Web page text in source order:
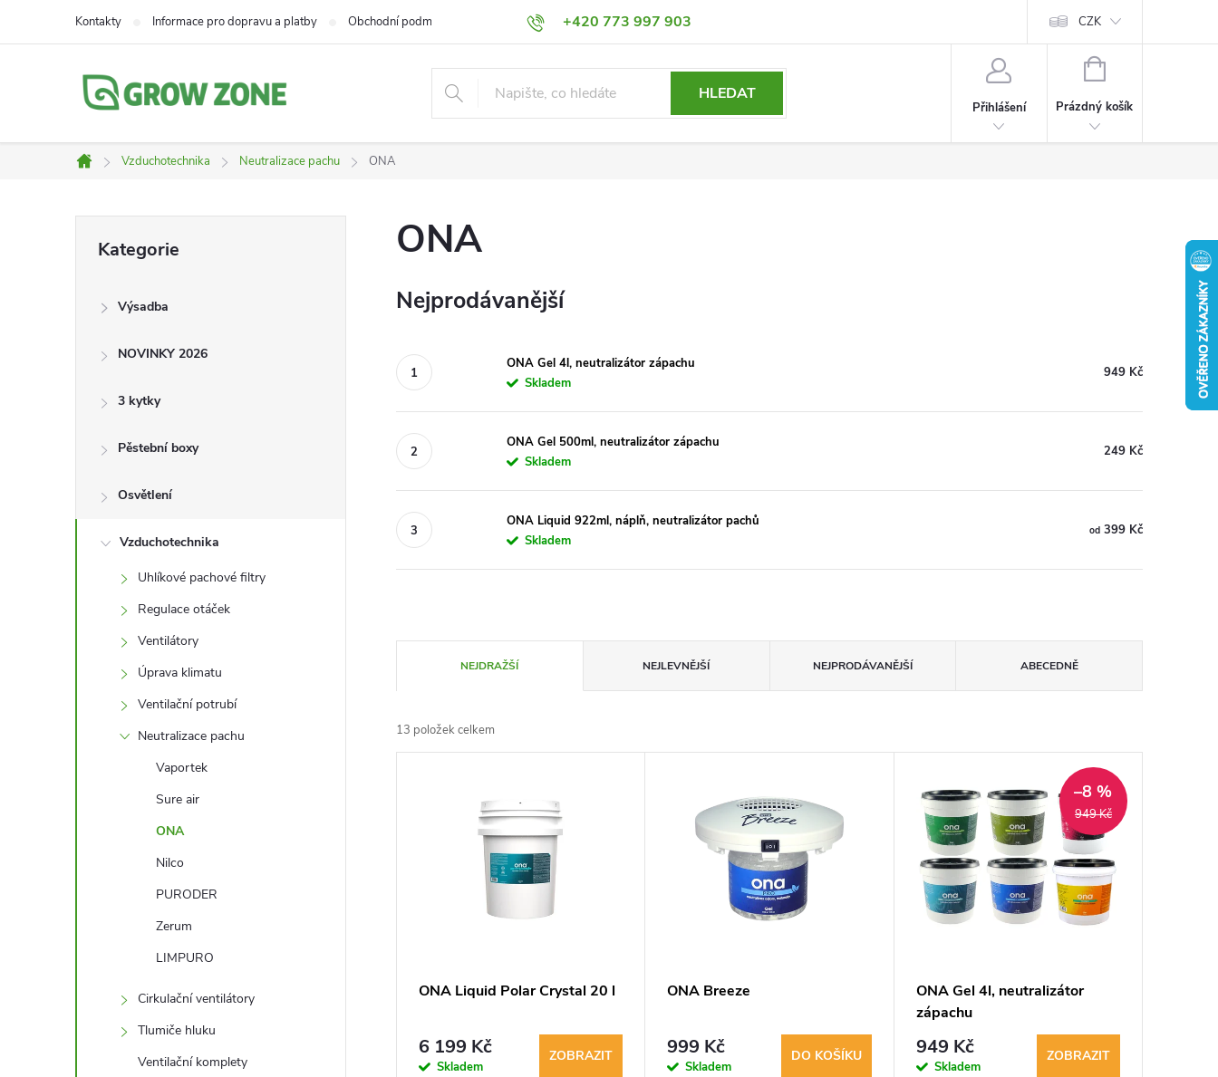
+420 773 997 903
Kontakty Informace pro dopravu a platby Obchodní podmínky Výměna a Vrácení Podmínky ochrany osobních údajů CZK
HLEDAT
Přihlášení
NÁKUPNÍ
Prázdný košík
Domů
Vzduchotechnika Neutralizace pachu ONA
n
kategorie
Kategorie
Výsadba
NOVINKY 2026
3 kytky
Pěstební boxy
Osvětlení
Vzduchotechnika
Uhlíkové pachové filtry
Regulace otáček
Ventilátory
Úprava klimatu
Ventilační potrubí
Neutralizace pachu
Vaportek
Sure air
ONA
Nilco
PURODER
Zerum
LIMPURO
Cirkulační ventilátory
Tlumiče hluku
Ventilační komplety
ONA
Nejprodávanější
ONA Gel 4l, neutralizátor zápachu
Skladem
949 Kč
ONA Gel 500ml, neutralizátor zápachu
Skladem
249 Kč
ONA Liquid 922ml, náplň, neutralizátor pachů
Skladem
od 399 Kč
a
z
NEJDRAŽŠÍ NEJLEVNĚJŠÍ NEJPRODÁVANĚJŠÍ ABECEDNĚ
13 položek celkem
ONA Liquid Polar Crystal 20 l
6 199 Kč
Skladem
ZOBRAZIT
ONA Breeze
999 Kč
Skladem
DO KOŠÍKU
949 Kč
–8 %
ONA Gel 4l, neutralizátor
zápachu
949 Kč
Skladem
ZOBRAZIT